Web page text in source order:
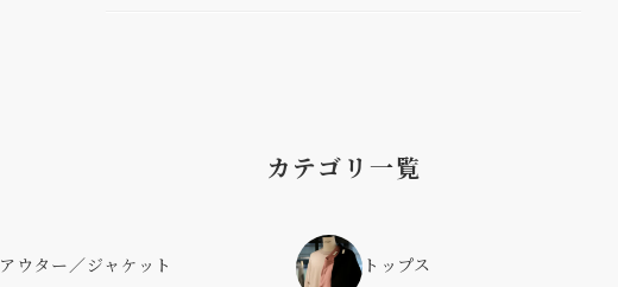
カテゴリ一覧
アウター／ジャケット トップス